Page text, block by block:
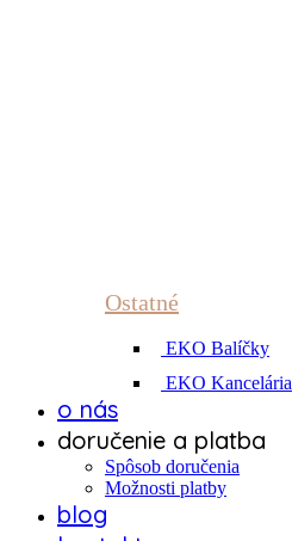
Ostatné
EKO Balíčky
EKO Kancelária
o nás
doručenie a platba
Spôsob doručenia
Možnosti platby
blog